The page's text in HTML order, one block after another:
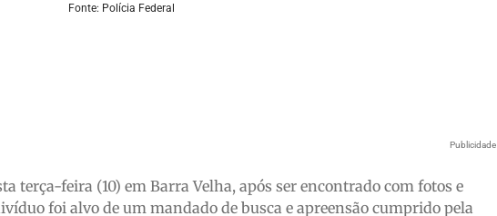
Fonte: Polícia Federal
Publicidade
terça-feira (10) em Barra Velha, após ser encontrado com fotos e
foi alvo de um mandado de busca e apreensão cumprido pela